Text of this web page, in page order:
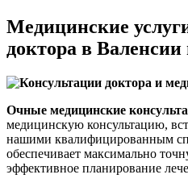
Медицинские
доктора в
Очные медицинские
медицинскую консультацию,
нашими квалифицированным
обеспечивает максимально
эффективное планирование